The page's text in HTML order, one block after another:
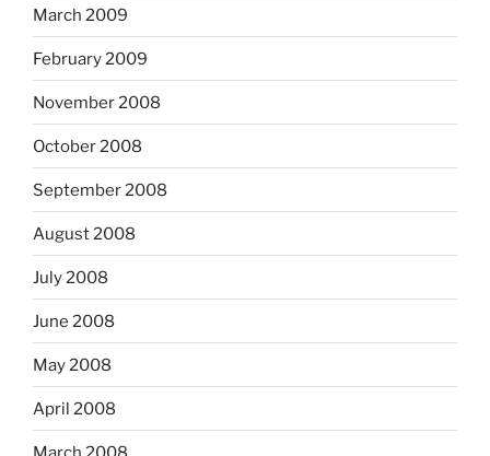
March 2009
February 2009
November 2008
October 2008
September 2008
August 2008
July 2008
June 2008
May 2008
April 2008